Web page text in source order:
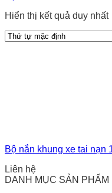
Hiển thị kết quả duy nhất
Bộ nắn khung xe tai nạn
Liên hệ
DANH MỤC SẢN PHẨM